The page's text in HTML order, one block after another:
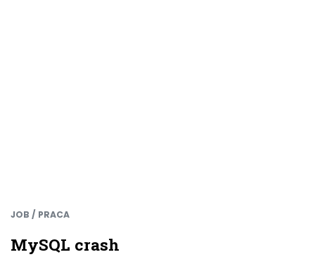
JOB / PRACA
MySQL crash